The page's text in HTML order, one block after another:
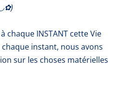
chaque INSTANT cette Vie
instant, nous avons
sur les choses matérielles